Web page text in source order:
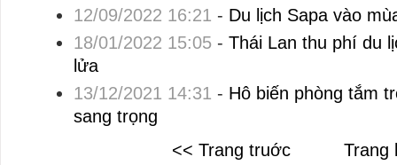
12/09/2022 16:21 - Du lịch Sapa vào
18/01/2022 15:05- Thái Lan thu phí du
lửa
13/12/2021 14:31 - Hô biến phòng tắm
sang trọng
<< Trang truớc
Trang